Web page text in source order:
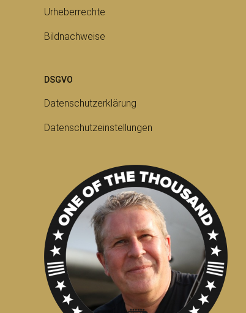
Urheberrechte
Bildnachweise
DSGVO
Datenschutzerklärung
Datenschutzeinstellungen